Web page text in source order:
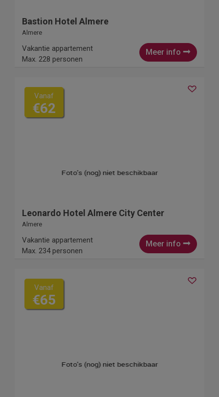
Bastion Hotel Almere
Almere
Meer info
Vakantie appartement
Max. 228 personen
Vanaf
€62
Leonardo Hotel Almere City Center
Almere
Meer info
Vakantie appartement
Max. 234 personen
Vanaf
€65